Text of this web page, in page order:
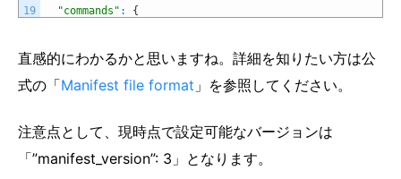
19
21
22
24
25
"commands" :
{
"suggested_key" : {
"default": "Ctrl+Shift+X",
}
}
直感的にわかるかと思いますね。詳細を知りたい方は公
式の「Manifest file format 」を参照してください。
注意点として、現時点で設定可能なバージョンは
「”manifest_version”: 3」となります。